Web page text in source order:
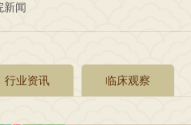
新闻
行业资讯 临床观察